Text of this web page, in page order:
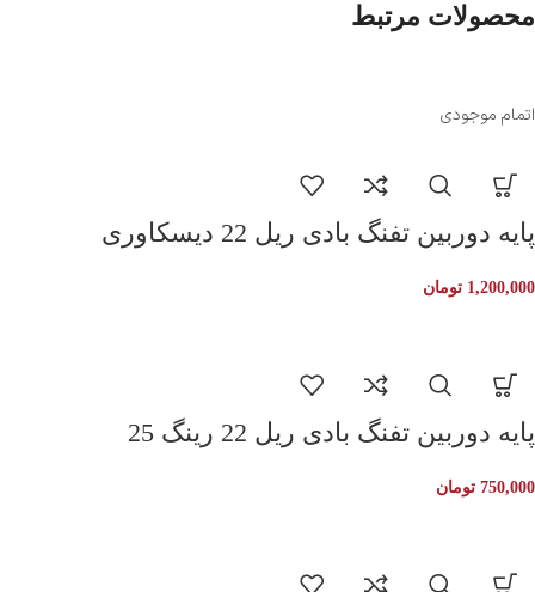
محصولات مرتبط
اتمام موجودی
پایه دوربین تفنگ بادی ریل 22 دیسکاوری
1,200,000 تومان
پایه دوربین تفنگ بادی ریل 22 رینگ 25
750,000 تومان